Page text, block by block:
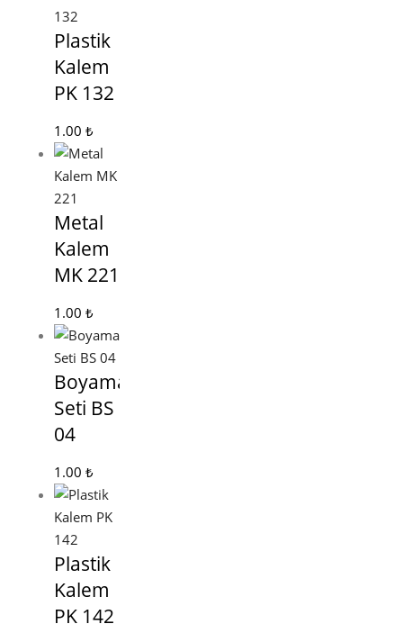
Plastik
Kalem
PK 132
1.00 ₺
Metal
Kalem
MK 221
1.00 ₺
Boyama
Seti BS
04
1.00 ₺
Plastik
Kalem
PK 142